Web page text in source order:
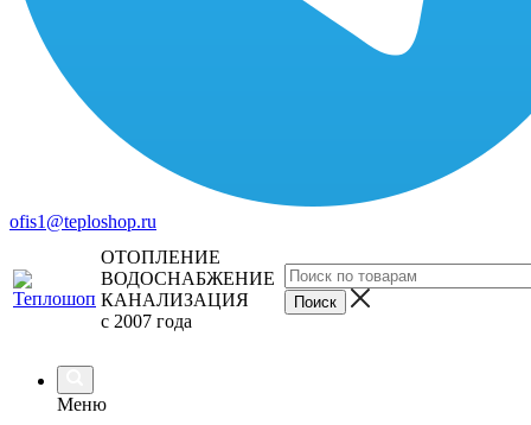
ofis1@teploshop.ru
ОТОПЛЕНИЕ
ВОДОСНАБЖЕНИЕ
КАНАЛИЗАЦИЯ
с 2007 года
Меню